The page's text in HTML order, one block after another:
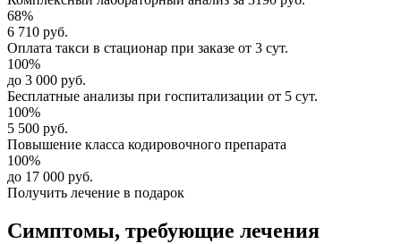
68%
6 710 руб.
Оплата такси в стационар при заказе от 3 сут.
100%
до 3 000 руб.
Бесплатные анализы при госпитализации от 5 сут.
100%
5 500 руб.
Повышение класса кодировочного препарата
100%
до 17 000 руб.
Получить лечение в подарок
Симптомы, требующие лечения